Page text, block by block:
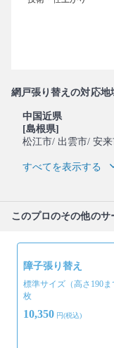
網戸張り替えの対応地
中国近県
[島根県]
松江市/ 出雲市/ 安
すべてを表示する
このプロのその他のサ
障子張り替え
標準サイズ（高さ190ま
枚
10,350 円(税込)